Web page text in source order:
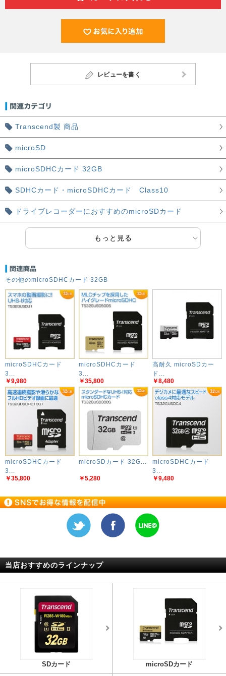
レビューを書く
Transcend製 商品
microSD
microSDHCカード 32GB
SDHCカード・microSDHCカード Class10
ドライブレコーダーにおすすめのmicroSDカード
もっと見る
その他のmicroSDHCカード 32GB
microSDHCカード
3...
￥9,980
microSDHCカード
3...
￥35,800
高耐久 microSDカー
ド...
￥8,480
microSDHCカード
3...
￥35,800
microSDカード 32G...
￥5,280
microSDHCカード
3...
￥9,480
当店おすすめのラインナップ
SDカード microSDカード